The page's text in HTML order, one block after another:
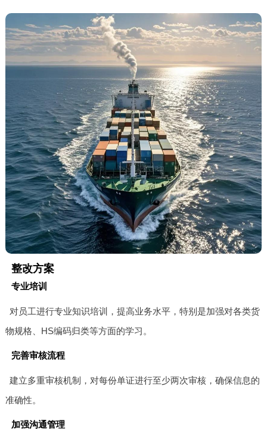
整改方案
专业培训
对员工进行专业知识培训，提高业务水平，特别是加强对各类货
物规格、HS编码归类等方面的学习。
完善审核流程
建立多重审核机制，对每份单证进行至少两次审核，确保信息的
准确性。
加强沟通管理